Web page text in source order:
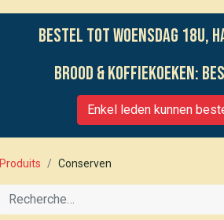
Bestel tot woensdag 18u,
Brood & koffiekoeken:
Enkel leden kunnen
Produits Conserven